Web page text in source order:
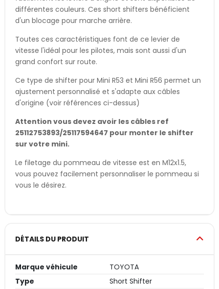
différentes couleurs. Ces short shifters bénéficient
d'un blocage pour marche arrière.
Toutes ces caractéristiques font de ce levier de
vitesse l'idéal pour les pilotes, mais sont aussi d'un
grand confort sur route.
Ce type de shifter pour Mini R53 et Mini R56 permet un
ajustement personnalisé et s'adapte aux câbles
d'origine (voir références ci-dessus)
Attention vous devez avoir les câbles ref
25112753893/25117594647 pour monter le shifter
sur votre mini.
Le filetage du pommeau de vitesse est en M12x1.5,
vous pouvez facilement personnaliser le pommeau si
vous le désirez.
DÉTAILS DU PRODUIT
Marque véhicule
TOYOTA
Type
Short Shifter